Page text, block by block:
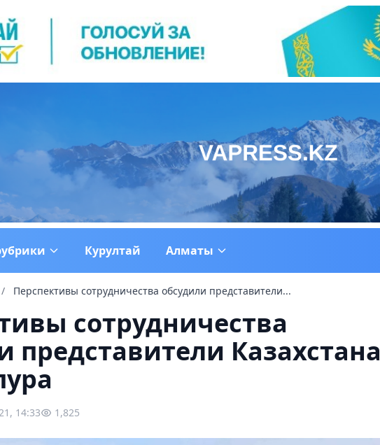
Курултай Алматы
/ Перспективы сотрудничества обсудили представители...
сотрудничества
представители Казахстана
14:33 1,825